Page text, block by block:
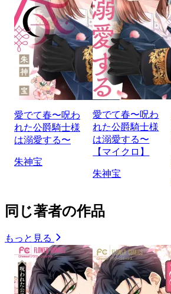
愛でて春〜呪わ
れた公爵騎士様
は溺愛する〜
朱神宝
愛でて春〜呪わ
れた公爵騎士様
は溺愛する〜
【マイクロ】
朱神宝
同じ著者の作品
もっと見る